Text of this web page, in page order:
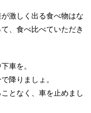
激しく出る食べ物はな
、食べ比べていただき
車を。
降りましょ。
となく、車を止めまし